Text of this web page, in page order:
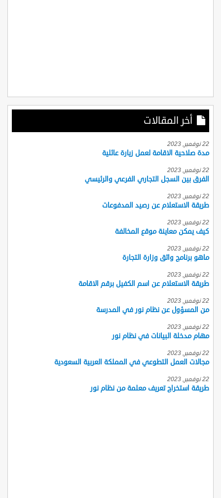
أخر المقالات
22 نوفمبر, 2023
مدة صلاحية الاقامة لعمل زيارة عائلية
22 نوفمبر, 2023
الفرق بين السجل التجاري الفرعي والرئيسي
22 نوفمبر, 2023
طريقة الاستعلام عن رصيد المدفوعات
22 نوفمبر, 2023
كيف يمكن معاينة موقع المخالفة
22 نوفمبر, 2023
ماهو برنامج واثق وزارة التجارة
22 نوفمبر, 2023
طريقة الاستعلام عن اسم الكفيل برقم الاقامة
22 نوفمبر, 2023
من المسؤول عن نظام نور في المدرسة
22 نوفمبر, 2023
مهام مدخلة البيانات في نظام نور
22 نوفمبر, 2023
مجالات العمل التطوعي في المملكة العربية السعودية
22 نوفمبر, 2023
طريقة استخراج تعريف معلمة من نظام نور